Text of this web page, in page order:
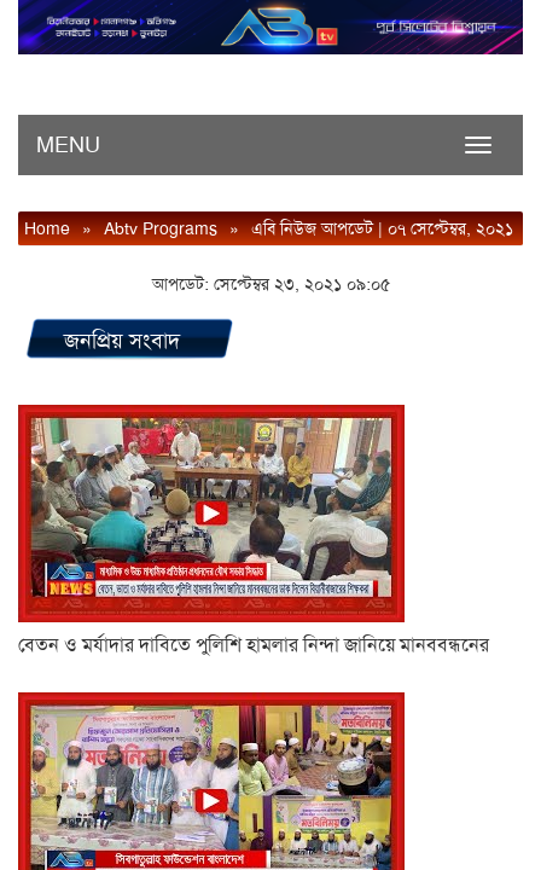
Toggle
MENU
Home » Abtv Programs » এবি নিউজ আপডেট | ০৭ সেপ্টেম্বর, ২০২১
আপডেট: সেপ্টেম্বর ২৩, ২০২১ ০৯:০৫
জনপ্রিয় সংবাদ
বেতন ও মর্যাদার দাবিতে পুলিশি হামলার নিন্দা জানিয়ে মানববন্ধনের